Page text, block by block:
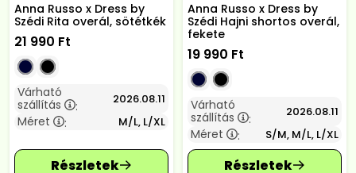
Anna Russo x Dress by
Szédi Rita overál, sötétkék
21 990 Ft
Várható
szállítás
: 2026.08.11
Méret : M/L, L/XL
Anna Russo x Dress by
Szédi Hajni shortos overál,
fekete
19 990 Ft
Várható
szállítás
: 2026.08.11
Méret : S/M, M/L, L/XL